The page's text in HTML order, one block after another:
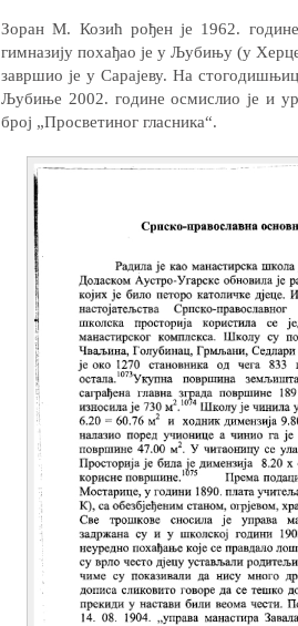
Зоран М. Козић рођен је 1962.
гимназију похађао је у Љубињу (у
завршио је у Сарајеву. На
Љубиње 2002. године осмислио је и
број „Просветиног гласника“.